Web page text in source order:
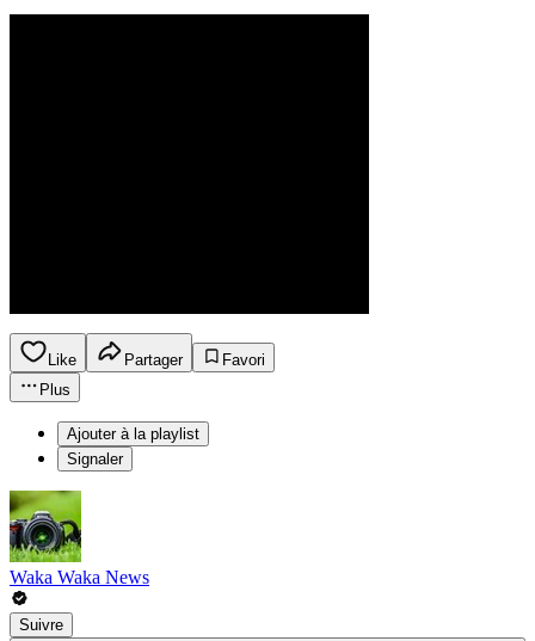
Like Partager
Favori
Plus
Ajouter à la playlist
Signaler
Waka Waka News
Suivre